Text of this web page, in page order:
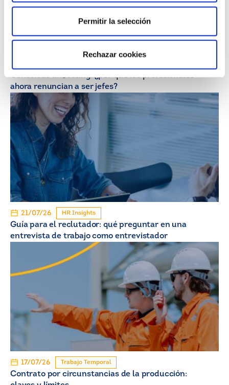
Permitir la selección
Rechazar cookies
Conscious unbossing: ¿por qué los profesionales
ahora renuncian a ser jefes?
21/07/26 HR Insights
Guía para el reclutador: qué preguntar en una
entrevista de trabajo como entrevistador
17/07/26 Trabajo Temporal
Contrato por circunstancias de la producción: